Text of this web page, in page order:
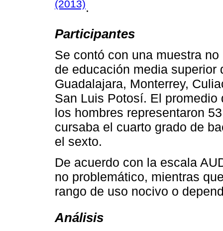
(2013).
Participantes
Se contó con una muestra
de educación media
Guadalajara, Monterrey,
San Luis Potosí. El
los hombres representaron
cursaba el cuarto grado de
el sexto.
De acuerdo con la escala
no problemático, mientras
rango de uso nocivo o
Análisis